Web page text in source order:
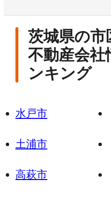
茨城県の市
不動産会社
ンキング
水戸市
土浦市
高萩市